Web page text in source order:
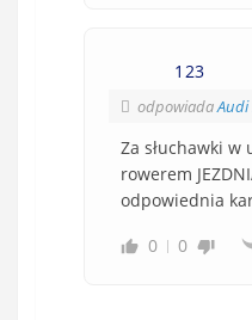
123
odpowiadaAudi
Za słuchawki w
rowerem
odpowiednia
0
0